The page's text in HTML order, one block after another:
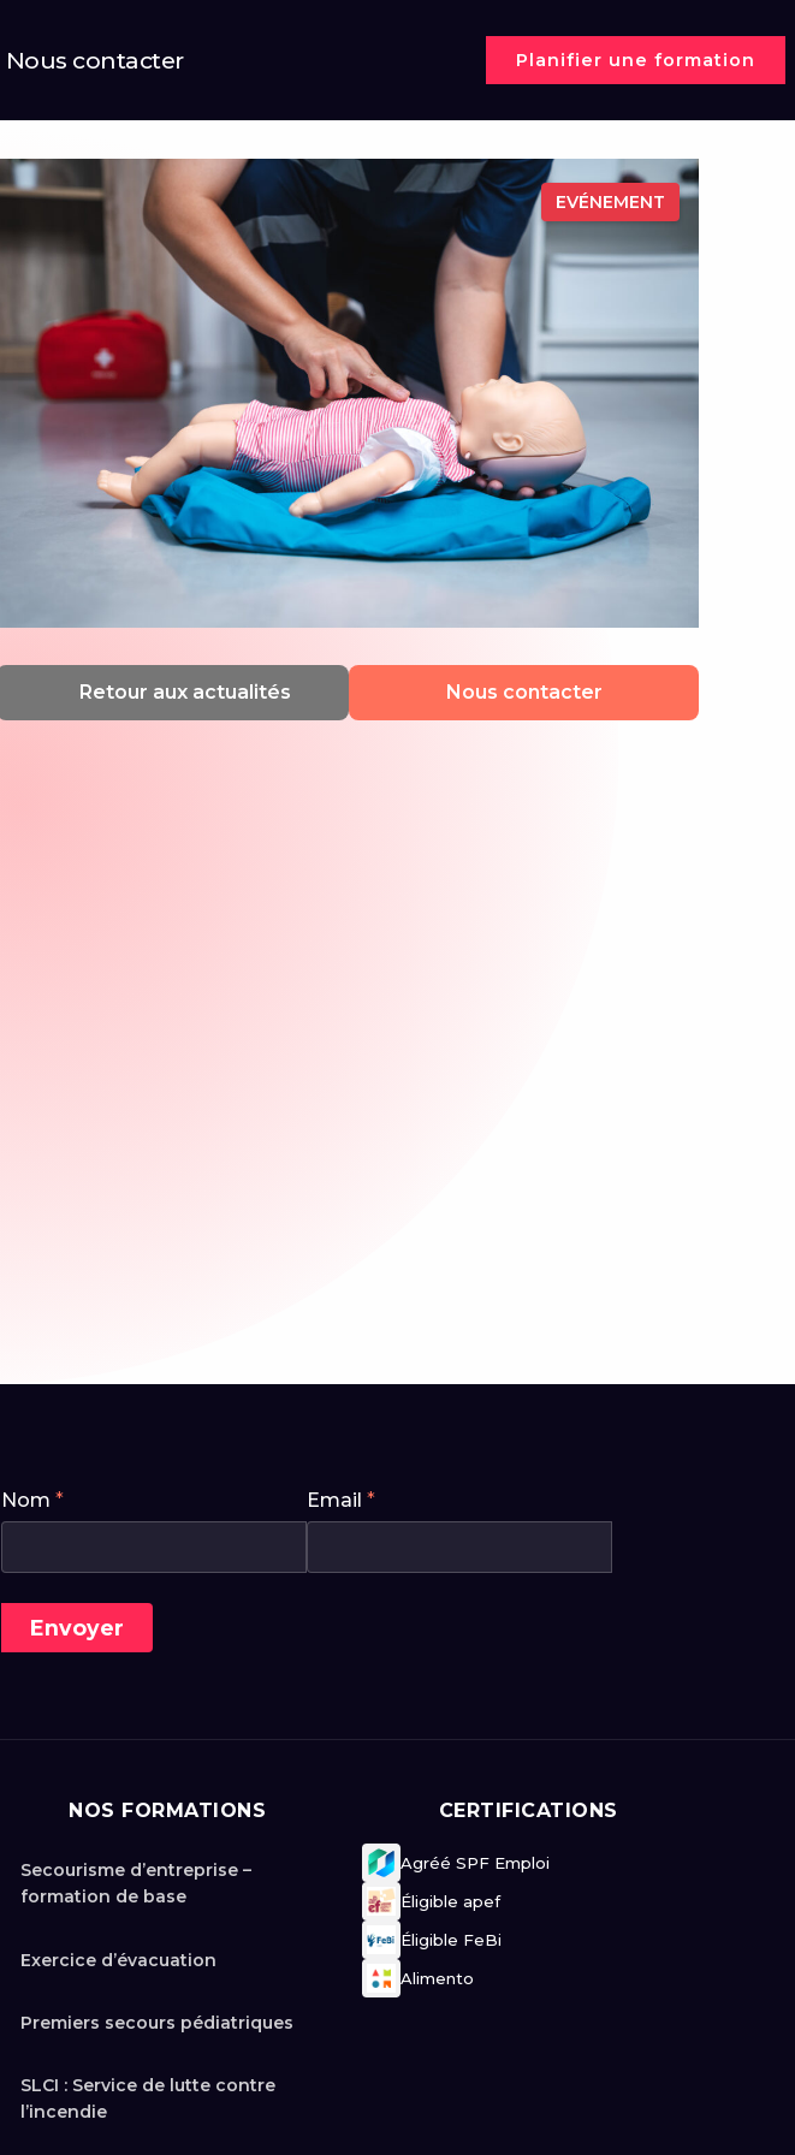
Nous contacter Planifier une formation
EVÉNEMENT
Retour aux actualités Nous contacter
o
m
*
Nom * Email *
Envoyer
NOS FORMATIONS
Secourisme d’entreprise –
formation de base
Exercice d’évacuation
Premiers secours pédiatriques
SLCI : Service de lutte contre
l’incendie
CERTIFICATIONS
Agréé SPF Emploi
Éligible apef
Éligible FeBi
Alimento